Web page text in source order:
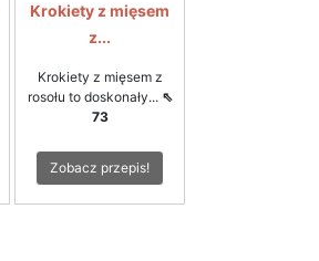
Krokiety z mięsem
z...
Krokiety z mięsem z
rosołu to doskonały... ⇖
73
Zobacz przepis!